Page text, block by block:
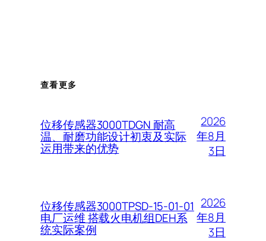
查看更多
位移传感器3000TDGN 耐高
温、耐磨功能设计初衷及实际
运用带来的优势
2026
年8月
3日
位移传感器3000TPSD-15-01-01
电厂运维 搭载火电机组DEH系
统实际案例
2026
年8月
3日